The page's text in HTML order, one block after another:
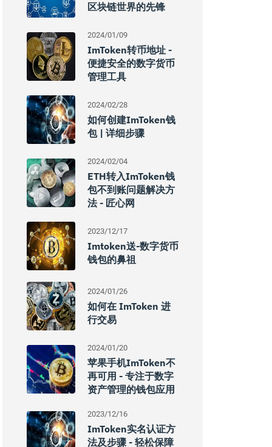
区块链世界的先锋
2024/01/09
ImToken转币地址 -
便捷安全的数字货币
管理工具
2024/02/28
如何创建imToken钱
包 | 详细步骤
2024/02/04
ETH转入imToken钱
包不到账问题解决方
法 - 匠心网
2023/12/17
Imtoken送-数字货币
钱包的鼻祖
2024/01/26
如何在 ImToken 进
行交易
2024/01/20
苹果手机imToken不
再可用 - 专注于数字
资产管理的钱包应用
2023/12/16
ImToken实名认证方
法及步骤 - 轻松保障